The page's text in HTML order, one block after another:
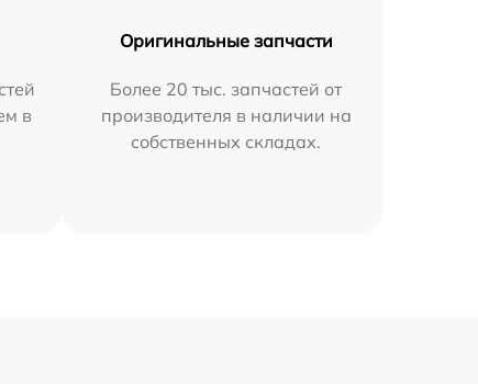
в
Оригинальные запчасти
Более 20 тыс. запчастей от
производителя в наличии на
собственных складах.